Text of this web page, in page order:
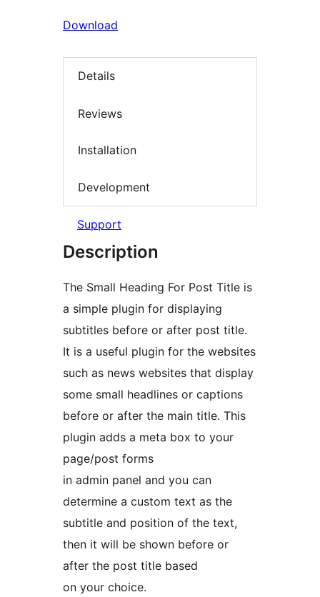
Download
Details
Reviews
Installation
Development
Support
Description
The Small Heading For Post Title is
a simple plugin for displaying
subtitles before or after post title.
It is a useful plugin for the websites
such as news websites that display
some small headlines or captions
before or after the main title. This
plugin adds a meta box to your
page/post forms
in admin panel and you can
determine a custom text as the
subtitle and position of the text,
then it will be shown before or
after the post title based
on your choice.